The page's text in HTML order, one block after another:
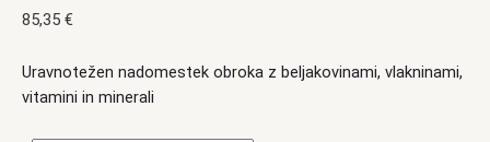
85,35 €
Uravnotežen nadomestek obroka z beljakovinami, vlakninami,
vitamini in minerali